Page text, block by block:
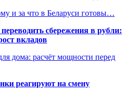
и за что в Беларуси готовы…
сбережения в рубли:
вкладов
дома: расчёт мощности перед
реагируют на смену